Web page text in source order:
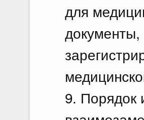
для
9. Порядок